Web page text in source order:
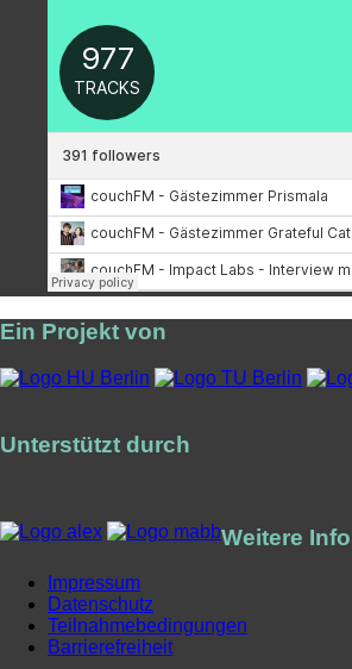
Ein Projekt von
Unterstützt durch
Weitere
Impressum
Datenschutz
Teilnahmebedingungen
Barrierefreiheit